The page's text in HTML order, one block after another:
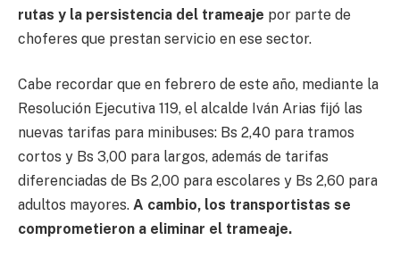
rutas y la persistencia del trameaje por parte de
choferes que prestan servicio en ese sector.
Cabe recordar que en febrero de este año, mediante la
Resolución Ejecutiva 119, el alcalde Iván Arias fijó las
nuevas tarifas para minibuses: Bs 2,40 para tramos
cortos y Bs 3,00 para largos, además de tarifas
diferenciadas de Bs 2,00 para escolares y Bs 2,60 para
adultos mayores. A cambio, los transportistas se
comprometieron a eliminar el trameaje.